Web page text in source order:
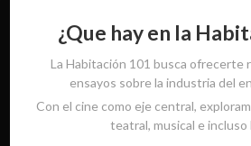
¿Que hay en la
La Habitación 101 busca ofrecerte
ensayos sobre la industria del
Con el cine como eje central,
teatral, musical e incluso